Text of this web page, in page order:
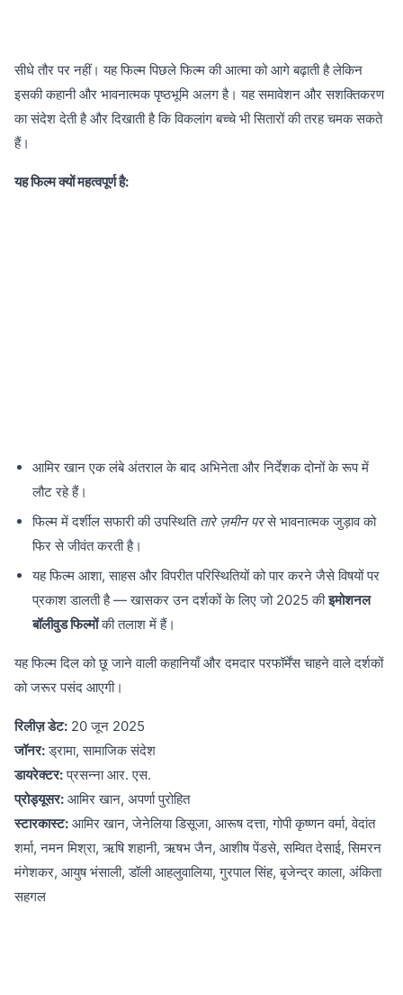
सीधे तौर पर नहीं। यह फिल्म पिछले फिल्म की आत्मा को आगे बढ़ाती है लेकिन
इसकी कहानी और भावनात्मक पृष्ठभूमि अलग है। यह समावेशन और सशक्तिकरण
का संदेश देती है और दिखाती है कि विकलांग बच्चे भी सितारों की तरह चमक सकते
हैं।
यह फिल्म क्यों महत्वपूर्ण है:
आमिर खान एक लंबे अंतराल के बाद अभिनेता और निर्देशक दोनों के रूप में
लौट रहे हैं।
फिल्म में दर्शील सफारी की उपस्थिति तारे ज़मीन परसे भावनात्मक जुड़ाव को
फिर से जीवंत करती है।
यह फिल्म आशा, साहस और विपरीत परिस्थितियों को पार करने जैसे विषयों पर
प्रकाश डालती है — खासकर उन दर्शकों के लिए जो 2025 कीइमोशनल
बॉलीवुड फिल्मोंकी तलाश में हैं।
यह फिल्म दिल को छू जाने वाली कहानियाँ और दमदार परफॉर्मेंस चाहने वाले दर्शकों
को जरूर पसंद आएगी।
रिलीज़ डेट: 20 जून 2025
जॉनर:ड्रामा, सामाजिक संदेश
डायरेक्टर:प्रसन्ना आर. एस.
प्रोड्यूसर: आमिर खान, अपर्णा पुरोहित
स्टारकास्ट: आमिर खान, जेनेलिया डिसूजा, आरूष दत्ता, गोपी कृष्णन वर्मा, वेदांत
शर्मा, नमन मिश्रा, ऋषि शहानी, ऋषभ जैन, आशीष पेंडसे, सम्वित देसाई, सिमरन
मंगेशकर, आयुष भंसाली, डॉली आहलुवालिया, गुरपाल सिंह, बृजेन्द्र काला, अंकिता
सहगल